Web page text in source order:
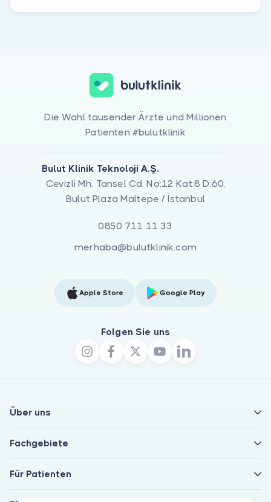
Die Wahl tausender Ärzte und Millionen
Patienten #bulutklinik
Bulut Klinik Teknoloji A.Ş.
Cevizli Mh. Tansel Cd. No:12 Kat:8 D:60,
Bulut Plaza Maltepe / İstanbul
0850 711 11 33
merhaba@bulutklinik.com
Apple Store Google Play
Folgen Sie uns
Über uns
Fachgebiete
Für Patienten